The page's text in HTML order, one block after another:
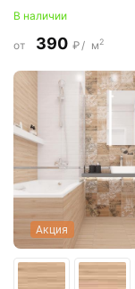
В наличии
от 390 ₽/ м2
Акция